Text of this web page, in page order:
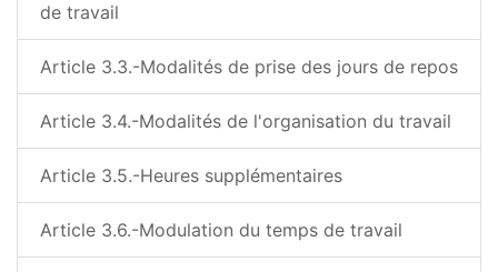
de travail
Article 3.3.-Modalités de prise des jours de repos
Article 3.4.-Modalités de l'organisation du travail
Article 3.5.-Heures supplémentaires
Article 3.6.-Modulation du temps de travail